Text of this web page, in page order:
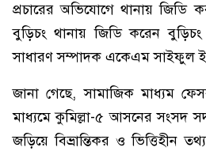
প্রচারের অভিযোগে থানায় জিডি
বুড়িচং থানায় জিডি করেন
সাধারণ সম্পাদক একেএম সাইফুল
জানা গেছে, সামাজিক মাধ্যম
মাধ্যমে কুমিল্লা-৫ আসনের সংসদ
জড়িয়ে বিভ্রান্তিকর ও ভিত্তিহীন